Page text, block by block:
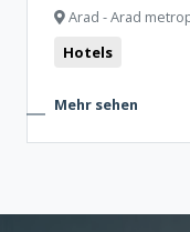
Arad - Arad
Hotels
Mehr sehen